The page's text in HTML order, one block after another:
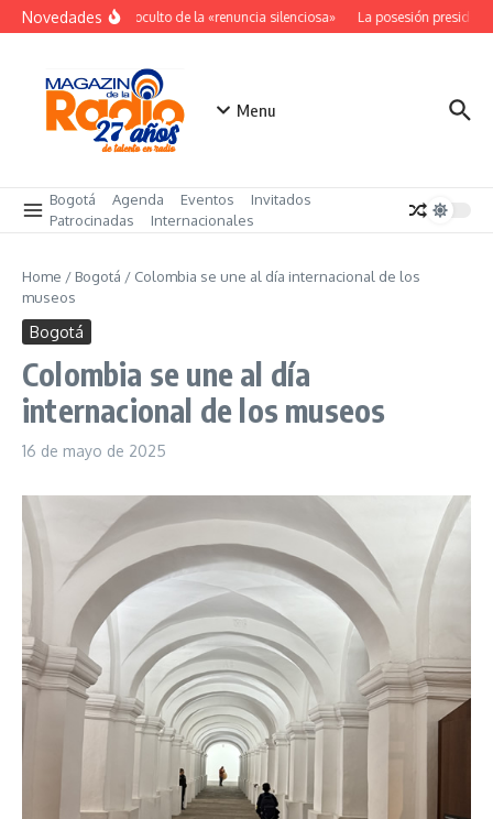
Saltar al contenido
NovedadesEl costo oculto de la «renuncia silenciosa» La posesión
Menu
Bogotá Agenda Eventos
Invitados
Patrocinadas
Internacionales
Home / Bogotá / Colombia se une al día internacional de los
museos
Bogotá
Colombia se une al día
internacional de los museos
16 de mayo de 2025